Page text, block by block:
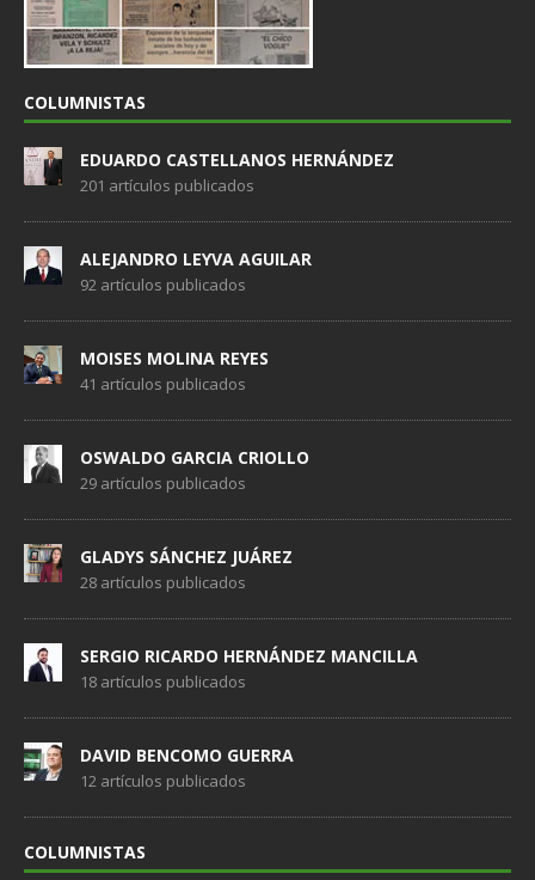
COLUMNISTAS
EDUARDO CASTELLANOS HERNÁNDEZ
201 artículos publicados
ALEJANDRO LEYVA AGUILAR
92 artículos publicados
MOISES MOLINA REYES
41 artículos publicados
OSWALDO GARCIA CRIOLLO
29 artículos publicados
GLADYS SÁNCHEZ JUÁREZ
28 artículos publicados
SERGIO RICARDO HERNÁNDEZ MANCILLA
18 artículos publicados
DAVID BENCOMO GUERRA
12 artículos publicados
COLUMNISTAS